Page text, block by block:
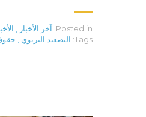
Posted in: آخر الأخبار
Tags: التصعيد التربوي